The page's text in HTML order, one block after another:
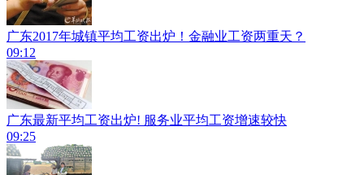
广东2017年城镇平均工资出炉！金融业工资两重天？
09:12
广东最新平均工资出炉! 服务业平均工资增速较快
09:25